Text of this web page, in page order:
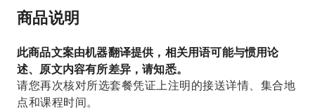
商品说明
此商品文案由机器翻译提供，相关用语可能与惯用论
述、原文内容有所差异，请知悉。
请您再次核对所选套餐凭证上注明的接送详情、集合地
点和课程时间。